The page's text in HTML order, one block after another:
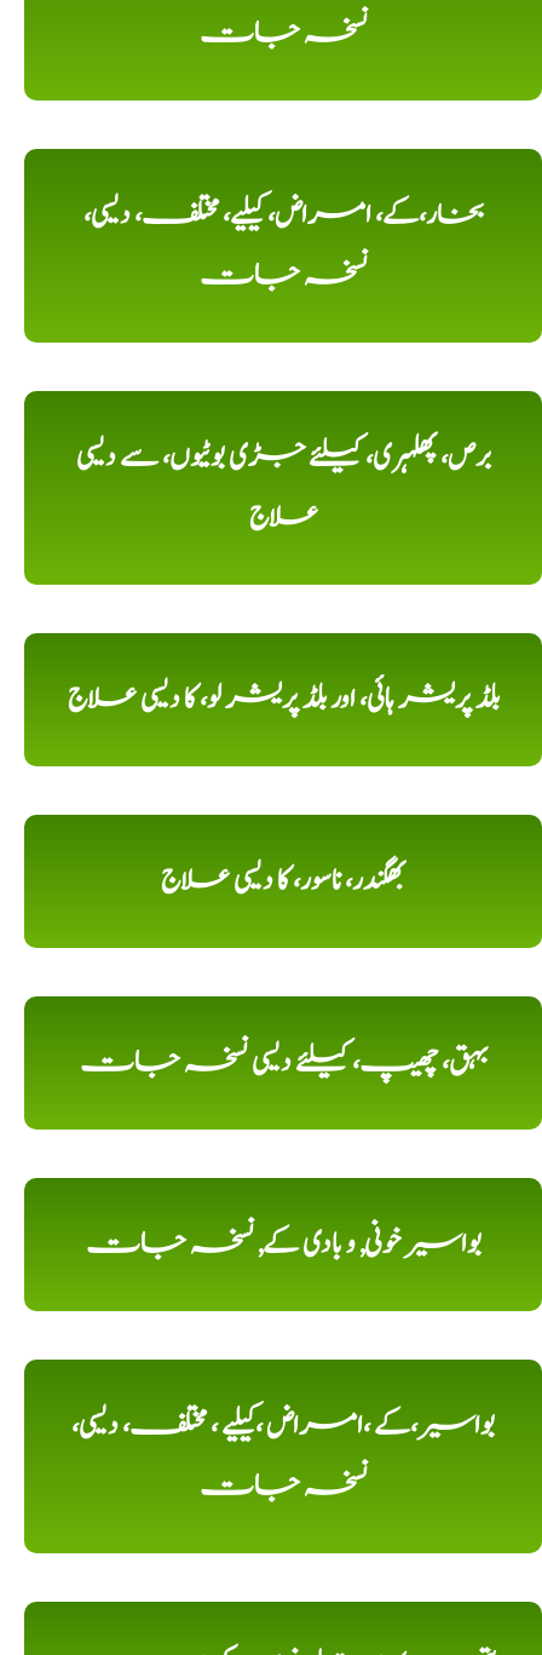
نسخہ جات
بخار،کے، امراض، کیلیے، مختلف، دیسی،
نسخہ جات
برص، پھلہری، کیلئے جڑی بوٹیوں، سے دیسی
علاج
بلڈ پریشر ہائی، اور بلڈ پریشر لو، کا دیسی علاج
بھگندر، ناسور، کا دیسی علاج
بہق، چھیپ، کیلئے دیسی نسخہ جات
بواسیر خونی, و بادی کے, نسخہ جات
بواسیر،کے ،امراض ،کیلیے ، مختلف، دیسی،
نسخہ جات